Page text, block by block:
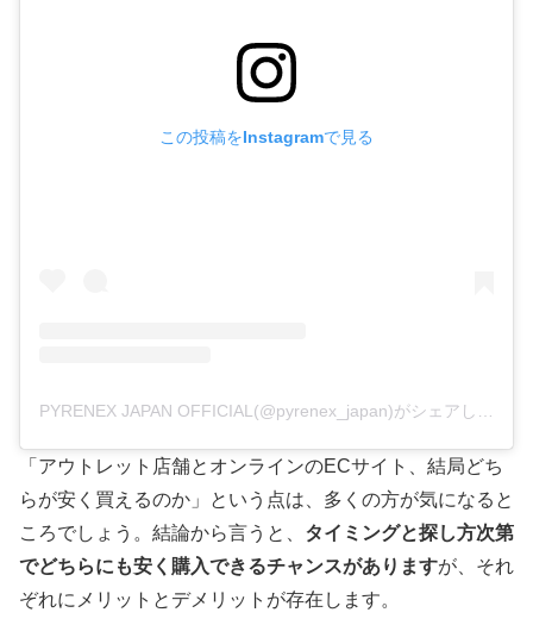
この投稿をInstagramで見る
「アウトレット店舗とオンラインのECサイト、結局どち
らが安く買えるのか」という点は、多くの方が気になると
ころでしょう。結論から言うと、 タイミングと探し方次第
でどちらにも安く購入できるチャンスがありますが、それ
ぞれにメリットとデメリットが存在します。